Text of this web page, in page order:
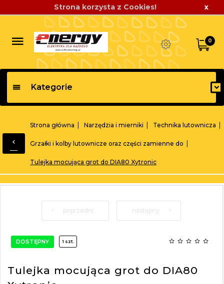
Strona korzysta z Cookies! x
0
Kategorie
Strona główna Narzędzia i mierniki Technika lutownicza
Grzałki i kolby lutownicze oraz części zamienne do
Tulejka mocująca grot do DIA80 Xytronic
poprzedni następny
DOSTĘPNY 1 szt.
Tulejka mocująca grot do DIA80